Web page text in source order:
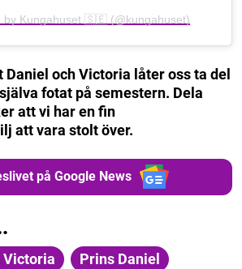
by Kungahuset 🇸🇪 (@kungahuset)
och Victoria låter oss ta del
fotat på semestern. Dela
att vi har en fin
att vara stolt över.
på Google News
Victoria
Prins Daniel